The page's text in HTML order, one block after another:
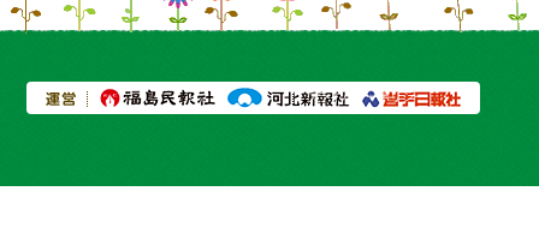
プライバシーポリシー